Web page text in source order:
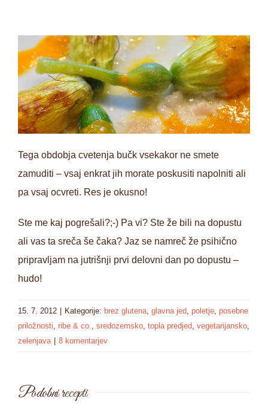
Tega obdobja cvetenja bučk vsekakor ne smete
zamuditi – vsaj enkrat jih morate poskusiti napolniti ali
pa vsaj ocvreti. Res je okusno!
Ste me kaj pogrešali?;-) Pa vi? Ste že bili na dopustu
ali vas ta sreča še čaka? Jaz se namreč že psihično
pripravljam na jutrišnji prvi delovni dan po dopustu –
hudo!
15. 7. 2012 Kategorije: brez glutena, glavna jed, poletje, posebne
priložnosti, ribe & co., sredozemsko, topla predjed, vegetarijansko,
zelenjava
8 komentarjev
Podobni recepti